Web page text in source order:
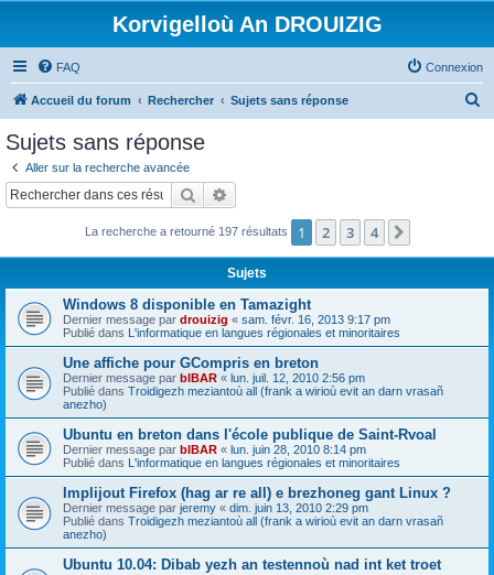
Korvigelloù An DROUIZIG
FAQ Connexion
Accueil du forum Rechercher Sujets sans réponse
c
Sujets sans réponse
Aller sur la recherche avancée
Rechercher
La recherche a retourné 197 résultats 1 2 3 4
Sujets
Windows 8 disponible en Tamazight
Dernier message par drouizig « sam. févr. 16, 2013 9:17 pm
Publié dans L'informatique en langues régionales et minoritaires
Une affiche pour GCompris en breton
Dernier message par bIBAR « lun. juil. 12, 2010 2:56 pm
Publié dans Troidigezh meziantoù all (frank a wirioù evit an darn vrasañ
anezho)
Ubuntu en breton dans l'école publique de Saint-Rvoal
Dernier message par bIBAR « lun. juin 28, 2010 8:14 pm
Publié dans L'informatique en langues régionales et minoritaires
Implijout Firefox (hag ar re all) e brezhoneg gant Linux ?
Dernier message par jeremy « dim. juin 13, 2010 2:29 pm
Publié dans Troidigezh meziantoù all (frank a wirioù evit an darn vrasañ
anezho)
Ubuntu 10.04: Dibab yezh an testennoù nad int ket troet